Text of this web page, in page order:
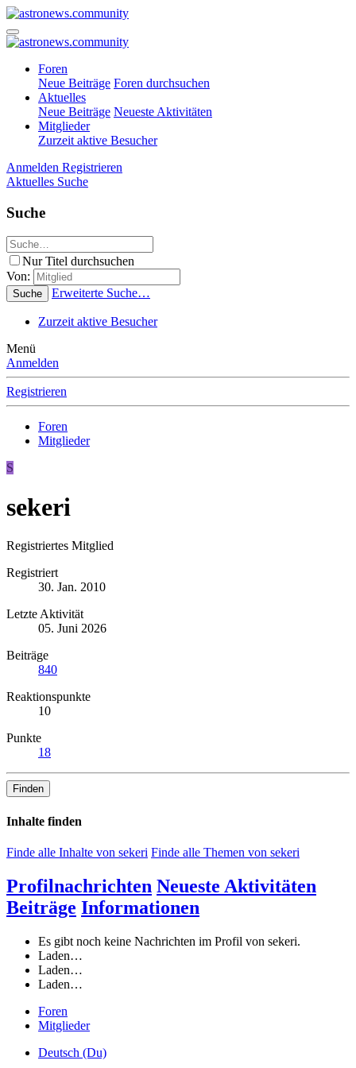
Foren
Neue Beiträge Foren durchsuchen
Aktuelles
Neue Beiträge Neueste Aktivitäten
Mitglieder
Zurzeit aktive Besucher
Anmelden Registrieren
Aktuelles Suche
Suche
Nur Titel durchsuchen
Von:
Suche Erweiterte Suche…
Zurzeit aktive Besucher
Menü
Anmelden
Registrieren
Foren
Mitglieder
S
sekeri
Registriertes Mitglied
Registriert
30. Jan. 2010
Letzte Aktivität
05. Juni 2026
Beiträge
840
Reaktionspunkte
10
Punkte
18
Finden
Inhalte finden
Finde alle Inhalte von sekeri Finde alle Themen von sekeri
Profilnachrichten Neueste Aktivitäten
Beiträge Informationen
Es gibt noch keine Nachrichten im Profil von sekeri.
Laden…
Laden…
Laden…
Foren
Mitglieder
Deutsch (Du)